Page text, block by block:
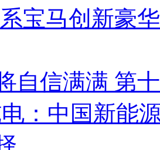
宝马创新豪
自信满满 第
：中国新能